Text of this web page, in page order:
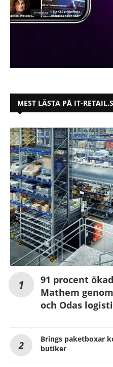
MEST LÄSTA PÅ IT-
91 procent
Mathem
och Odas
Brings paketboxar
butiker